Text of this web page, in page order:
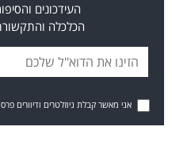
העידכונים
הכלכלה
אני מאשר קבלת ניוזלטרים ודיוורים